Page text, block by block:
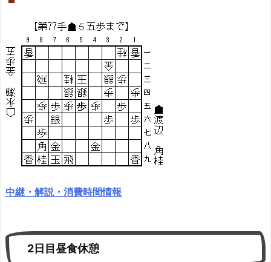
中継・解説・消費時間情報
2日目昼食休憩